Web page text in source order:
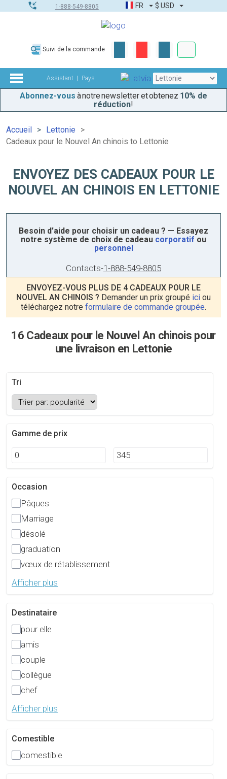
1-888-549-8805 FR $ USD
Suivi de la commande
Assistant Pays
Abonnez-vous à notre newsletter et obtenez 10% de
réduction!
Accueil
Lettonie
Cadeaux pour le Nouvel An chinois to Lettonie
ENVOYEZ DES CADEAUX POUR LE
NOUVEL AN CHINOIS EN LETTONIE
Besoin d’aide pour choisir un cadeau ? — Essayez
notre système de choix de cadeau corporatif ou
personnel
Contacts-1-888-549-8805
ENVOYEZ-VOUS PLUS DE 4 CADEAUX POUR LE
NOUVEL AN CHINOIS ? Demander un prix groupé ici ou
téléchargez notre formulaire de commande groupée.
16 Cadeaux pour le Nouvel An chinois pour
une livraison en Lettonie
Tri
Gamme de prix
Occasion
Pâques
Marriage
désolé
graduation
vœux de rétablissement
Afficher plus
Destinataire
pour elle
amis
couple
collègue
chef
Afficher plus
Comestible
comestible